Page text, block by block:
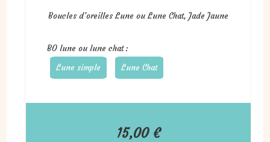
Boucles d’oreilles Lune ou Lune Chat, Jade Jaune
BO lune ou lune chat :
Lune simple
Lune Chat
15,00€